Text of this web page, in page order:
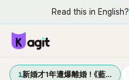
Read this in English?
1新婚才1年遭爆離婚！《藍…